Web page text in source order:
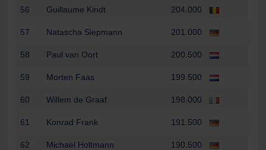
56 Guillaume Kindt 204.000
57 Natascha Siepmann 201.000
58 Paul van Oort 200.500
59 Morten Faas 199.500
60 Willem de Graaf 198.000
61 Konrad Frank 191.500
62 Michael Holtmann 190.500